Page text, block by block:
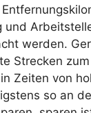
und
werden.
Strecken
Zeiten von
so an